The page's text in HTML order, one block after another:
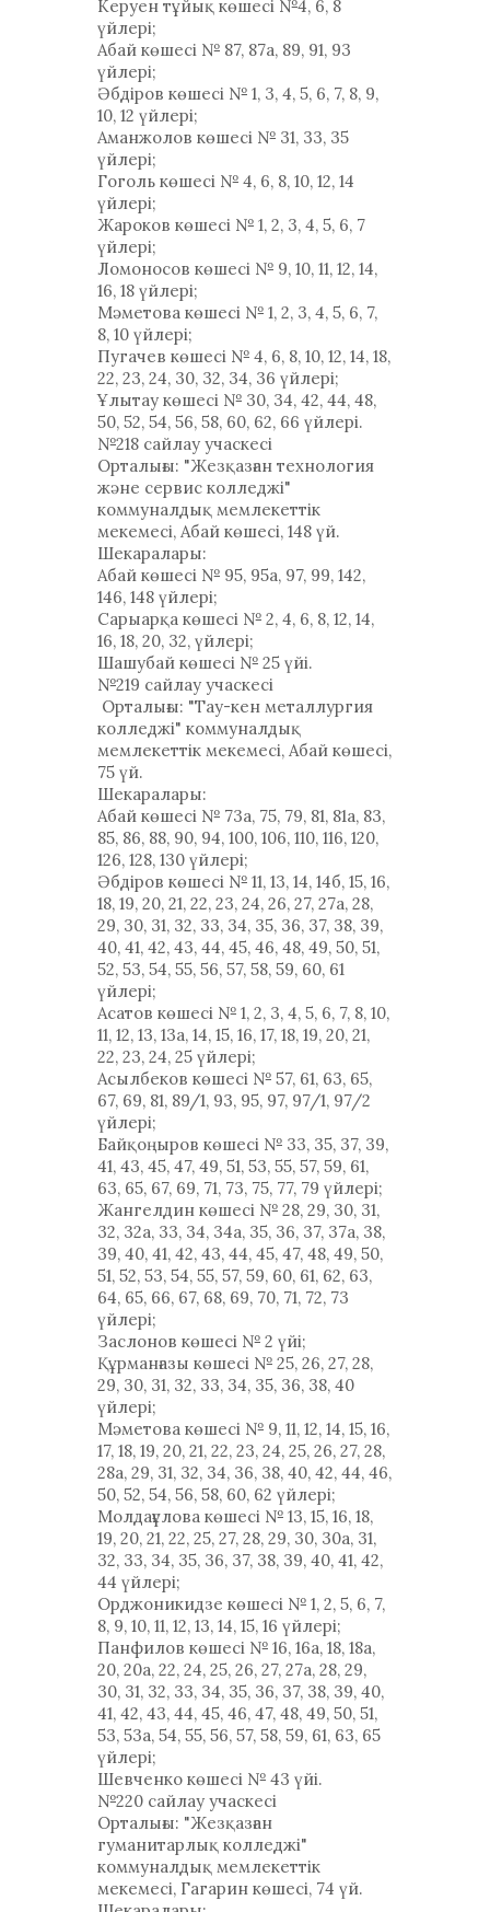
Керуен тұйық көшесі №4, 6, 8
үйлері;
Абай көшесі № 87, 87а, 89, 91, 93
үйлері;
Әбдіров көшесі № 1, 3, 4, 5, 6, 7, 8, 9,
10, 12 үйлері;
Аманжолов көшесі № 31, 33, 35
үйлері;
Гоголь көшесі № 4, 6, 8, 10, 12, 14
үйлері;
Жароков көшесі № 1, 2, 3, 4, 5, 6, 7
үйлері;
Ломоносов көшесі № 9, 10, 11, 12, 14,
16, 18 үйлері;
Мәметова көшесі № 1, 2, 3, 4, 5, 6, 7,
8, 10 үйлері;
Пугачев көшесі № 4, 6, 8, 10, 12, 14, 18,
22, 23, 24, 30, 32, 34, 36 үйлері;
Ұлытау көшесі № 30, 34, 42, 44, 48,
50, 52, 54, 56, 58, 60, 62, 66 үйлері.
№218 сайлау учаскесі
Орталығы: "Жезқазған технология
және сервис колледжі"
коммуналдық мемлекеттік
мекемесі, Абай көшесі, 148 үй.
Шекаралары:
Абай көшесі № 95, 95а, 97, 99, 142,
146, 148 үйлері;
Сарыарқа көшесі № 2, 4, 6, 8, 12, 14,
16, 18, 20, 32, үйлері;
Шашубай көшесі № 25 үйі.
№219 сайлау учаскесі
Орталығы: "Тау-кен металлургия
колледжі" коммуналдық
мемлекеттік мекемесі, Абай көшесі,
75 үй.
Шекаралары:
Абай көшесі № 73а, 75, 79, 81, 81а, 83,
85, 86, 88, 90, 94, 100, 106, 110, 116, 120,
126, 128, 130 үйлері;
Әбдіров көшесі № 11, 13, 14, 14б, 15, 16,
18, 19, 20, 21, 22, 23, 24, 26, 27, 27а, 28,
29, 30, 31, 32, 33, 34, 35, 36, 37, 38, 39,
40, 41, 42, 43, 44, 45, 46, 48, 49, 50, 51,
52, 53, 54, 55, 56, 57, 58, 59, 60, 61
үйлері;
Асатов көшесі № 1, 2, 3, 4, 5, 6, 7, 8, 10,
11, 12, 13, 13а, 14, 15, 16, 17, 18, 19, 20, 21,
22, 23, 24, 25 үйлері;
Асылбеков көшесі № 57, 61, 63, 65,
67, 69, 81, 89/1, 93, 95, 97, 97/1, 97/2
үйлері;
Байқоңыров көшесі № 33, 35, 37, 39,
41, 43, 45, 47, 49, 51, 53, 55, 57, 59, 61,
63, 65, 67, 69, 71, 73, 75, 77, 79 үйлері;
Жангелдин көшесі № 28, 29, 30, 31,
32, 32а, 33, 34, 34а, 35, 36, 37, 37а, 38,
39, 40, 41, 42, 43, 44, 45, 47, 48, 49, 50,
51, 52, 53, 54, 55, 57, 59, 60, 61, 62, 63,
64, 65, 66, 67, 68, 69, 70, 71, 72, 73
үйлері;
Заслонов көшесі № 2 үйі;
Құрманғазы көшесі № 25, 26, 27, 28,
29, 30, 31, 32, 33, 34, 35, 36, 38, 40
үйлері;
Мәметова көшесі № 9, 11, 12, 14, 15, 16,
17, 18, 19, 20, 21, 22, 23, 24, 25, 26, 27, 28,
28а, 29, 31, 32, 34, 36, 38, 40, 42, 44, 46,
50, 52, 54, 56, 58, 60, 62 үйлері;
Молдағұлова көшесі № 13, 15, 16, 18,
19, 20, 21, 22, 25, 27, 28, 29, 30, 30а, 31,
32, 33, 34, 35, 36, 37, 38, 39, 40, 41, 42,
44 үйлері;
Орджоникидзе көшесі № 1, 2, 5, 6, 7,
8, 9, 10, 11, 12, 13, 14, 15, 16 үйлері;
Панфилов көшесі № 16, 16а, 18, 18а,
20, 20а, 22, 24, 25, 26, 27, 27а, 28, 29,
30, 31, 32, 33, 34, 35, 36, 37, 38, 39, 40,
41, 42, 43, 44, 45, 46, 47, 48, 49, 50, 51,
53, 53а, 54, 55, 56, 57, 58, 59, 61, 63, 65
үйлері;
Шевченко көшесі № 43 үйі.
№220 сайлау учаскесі
Орталығы: "Жезқазған
гуманитарлық колледжі"
коммуналдық мемлекеттік
мекемесі, Гагарин көшесі, 74 үй.